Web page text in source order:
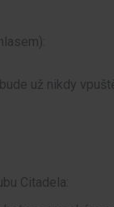
už nikdy
Citadela: